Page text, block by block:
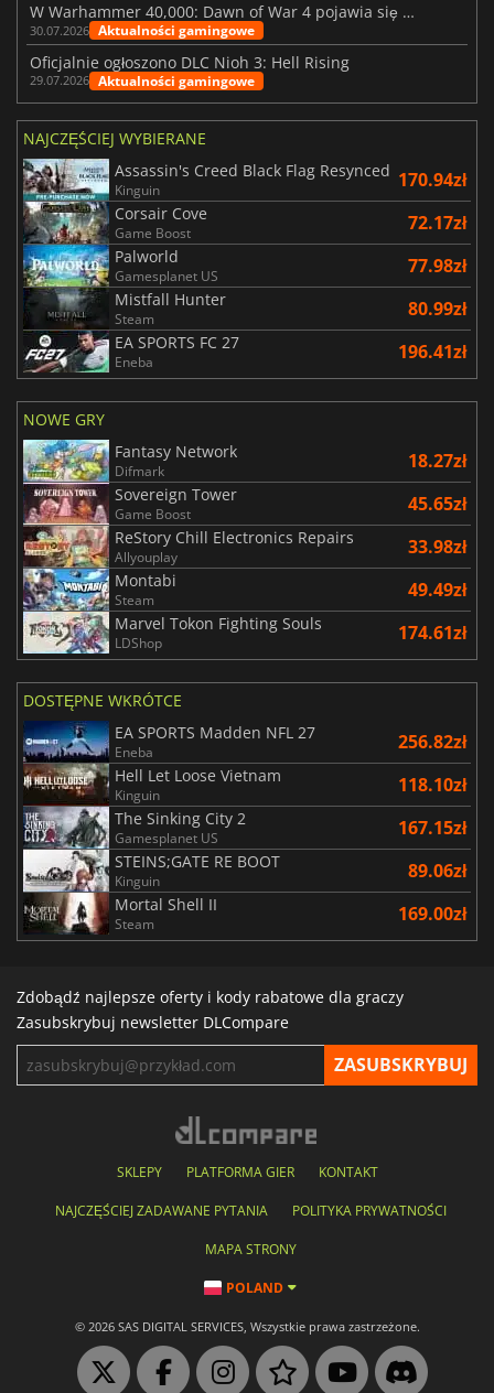
W Warhammer 40,000: Dawn of War 4 pojawia się frakcja Nekronów
30.07.2026 Aktualności gamingowe
Oficjalnie ogłoszono DLC Nioh 3: Hell Rising
29.07.2026 Aktualności gamingowe
NAJCZĘŚCIEJ WYBIERANE
Assassin's Creed Black Flag Resynced
Kinguin 170.94zł
Corsair Cove
Game Boost 72.17zł
Palworld
Gamesplanet US 77.98zł
Mistfall Hunter
Steam 80.99zł
EA SPORTS FC 27
Eneba 196.41zł
NOWE GRY
Fantasy Network
Difmark 18.27zł
Sovereign Tower
Game Boost 45.65zł
ReStory Chill Electronics Repairs
Allyouplay 33.98zł
Montabi
Steam 49.49zł
Marvel Tokon Fighting Souls
LDShop 174.61zł
DOSTĘPNE WKRÓTCE
EA SPORTS Madden NFL 27
Eneba 256.82zł
Hell Let Loose Vietnam
Kinguin 118.10zł
The Sinking City 2
Gamesplanet US 167.15zł
STEINS;GATE RE BOOT
Kinguin 89.06zł
Mortal Shell II
Steam 169.00zł
Zdobądź najlepsze oferty i kody rabatowe dla graczy
Zasubskrybuj newsletter DLCompare
SKLEPY PLATFORMA GIER KONTAKT
NAJCZĘŚCIEJ ZADAWANE PYTANIA POLITYKA PRYWATNOŚCI
MAPA STRONY
POLAND
© 2026 SAS DIGITAL SERVICES, Wszystkie prawa zastrzeżone.